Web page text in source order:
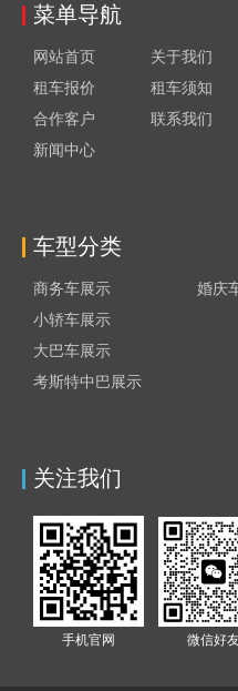
菜单导航
网站首页
租车报价
合作客户
新闻中心
关于我们
租车须知
联系我们
车型分类
商务车展示
小轿车展示
大巴车展示
考斯特中巴展示
婚庆
关注我们
手机官网 微信好